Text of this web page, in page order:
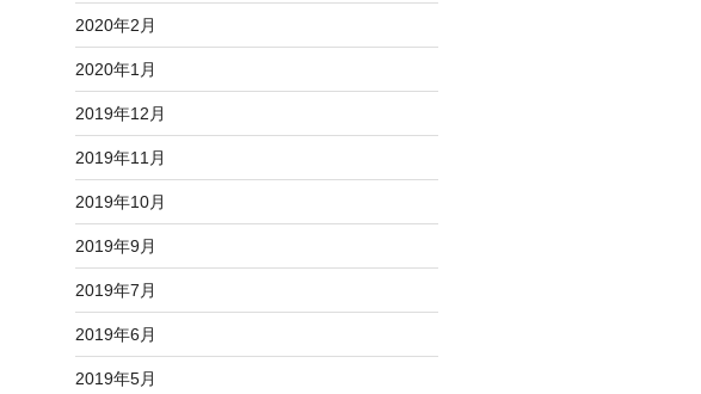
2020年2月
2020年1月
2019年12月
2019年11月
2019年10月
2019年9月
2019年7月
2019年6月
2019年5月